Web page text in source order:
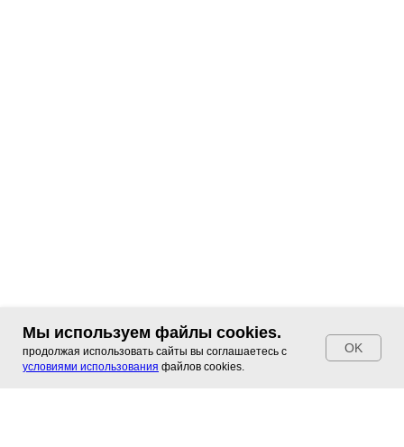
Мы используем файлы cookies.
продолжая использовать сайты вы соглашаетесь с
условиями использования файлов cookies.
OK